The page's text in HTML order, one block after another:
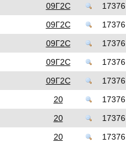
09Г2С 17376
09Г2С 17376
09Г2С 17376
09Г2С 17376
09Г2С 17376
20 17376
20 17376
20 17376